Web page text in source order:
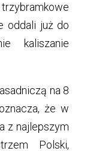
oddali już do
kaliszanie
na 8
że w
z najlepszym
Polski,